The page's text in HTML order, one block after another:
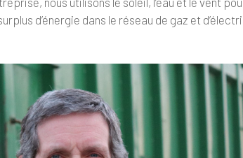
d’énergie dans le réseau de gaz et